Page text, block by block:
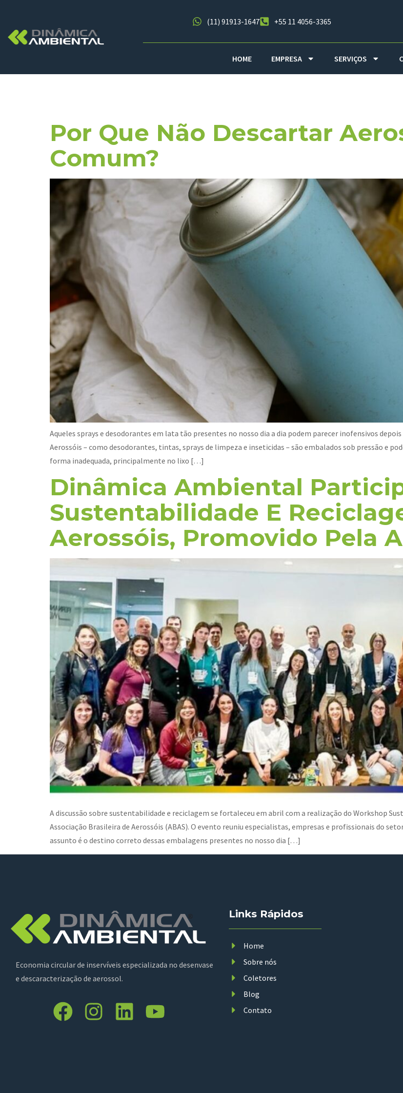
(11) 91913-1647 +55 11 4056-3365
HOME EMPRESA SERVIÇOS
Por Que Não Descartar
Comum?
Aqueles sprays e desodorantes em lata tão presentes no nosso dia a dia podem parecer inofensivos
Aerossóis – como desodorantes, tintas, sprays de limpeza e inseticidas – são embalados sob pressão e
forma inadequada, principalmente no lixo […]
Dinâmica Ambiental
Sustentabilidade E
Aerossóis, Promovido Pela
A discussão sobre sustentabilidade e reciclagem se fortaleceu em abril com a realização do Workshop
Associação Brasileira de Aerossóis (ABAS). O evento reuniu especialistas, empresas e profissionais do
assunto é o destino correto dessas embalagens presentes no nosso dia […]
Economia circular de inservíveis especializada no desenvase
e descaracterização de aerossol.
Links Rápidos
Home
Sobre nós
Coletores
Blog
Contato